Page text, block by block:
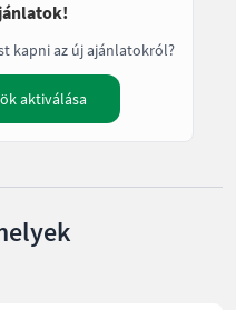
kapni az új ajánlatokról?
aktiválása